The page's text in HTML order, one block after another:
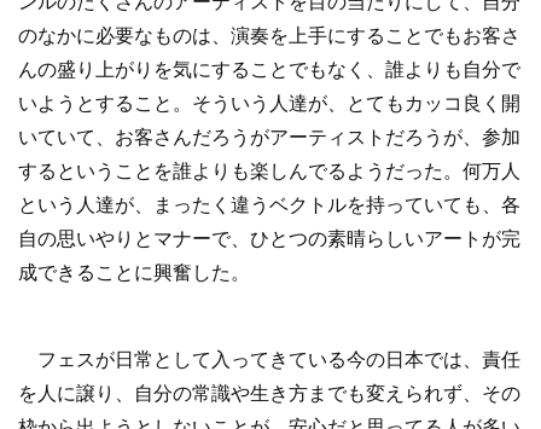
のなかに必要なものは、演奏を上手にすることでもお客さ
んの盛り上がりを気にすることでもなく、誰よりも自分で
いようとすること。そういう人達が、とてもカッコ良く開
いていて、お客さんだろうがアーティストだろうが、参加
するということを誰よりも楽しんでるようだった。何万人
という人達が、まったく違うベクトルを持っていても、各
自の思いやりとマナーで、ひとつの素晴らしいアートが完
成できることに興奮した。
フェスが日常として入ってきている今の日本では、責任
を人に譲り、自分の常識や生き方までも変えられず、その